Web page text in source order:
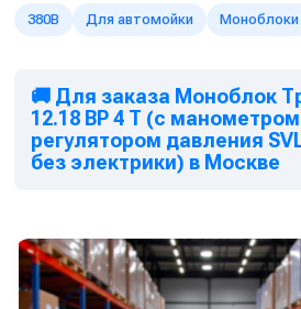
Мойка котлов,
Подготовка конструкций к
удаления штукатурки, краски
Очистка и дезинфекция полов,
оборудования на
380В Для автомойки Моноблоки
🚚 Для заказа Моноблок
12.18 ВР 4 Т (с
регулятором давления
без электрики) в Москве